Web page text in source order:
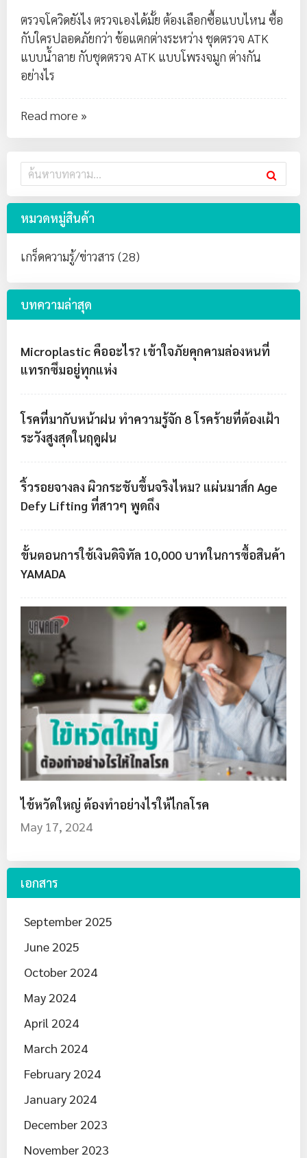
ตรวจโควิดยังไง ตรวจเองได้มั้ย ต้องเลือกซื้อแบบไหน ซื้อ
กับใครปลอดภัยกว่า ข้อแตกต่างระหว่าง ชุดตรวจ ATK
แบบน้ำลาย กับชุดตรวจ ATK แบบโพรงจมูก ต่างกัน
อย่างไร
Read more »
หมวดหมู่สินค้า
เกร็ดความรู้/ข่าวสาร (28)
บทความล่าสุด
Microplastic คืออะไร? เข้าใจภัยคุกคามล่องหนที่
แทรกซึมอยู่ทุกแห่ง
โรคที่มากับหน้าฝน ทำความรู้จัก 8 โรคร้ายที่ต้องเฝ้า
ระวังสูงสุดในฤดูฝน
ริ้วรอยจางลง ผิวกระชับขึ้นจริงไหม? แผ่นมาส์ก Age
Defy Lifting ที่สาวๆ พูดถึง
ขั้นตอนการใช้เงินดิจิทัล 10,000 บาทในการซื้อสินค้า
YAMADA
ไข้หวัดใหญ่ ต้องทำอย่างไรให้ไกลโรค
May 17, 2024
เอกสาร
September 2025
June 2025
October 2024
May 2024
April 2024
March 2024
February 2024
January 2024
December 2023
November 2023